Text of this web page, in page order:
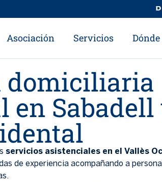
Asociación Servicios
domiciliaria
en Sabadell
servicios asistenciales en el Vallès
de experiencia acompañando a